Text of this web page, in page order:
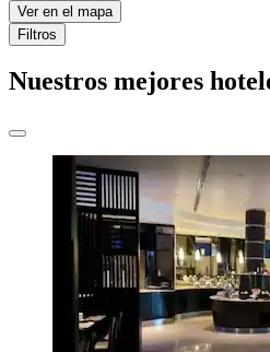
Ver en el mapa
Filtros
Nuestros mejores